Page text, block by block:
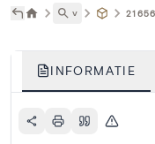
˅ 21656
INFORMATIE